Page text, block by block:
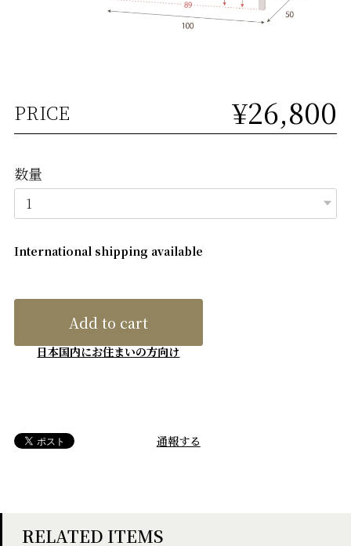
PRICE ¥26,800
数量
International shipping available
Add to cart
日本国内にお住まいの方向け
通報する
RELATED ITEMS